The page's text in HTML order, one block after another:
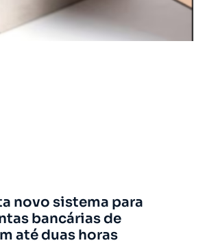
novo sistema para
bancárias de
até duas horas